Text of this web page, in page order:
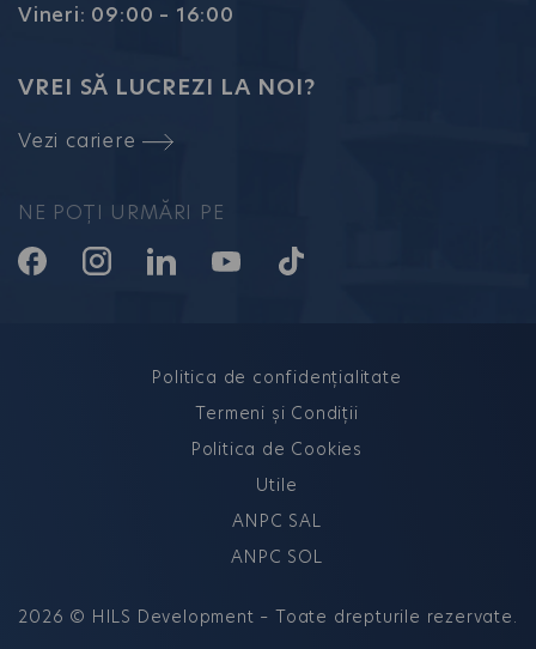
Vineri: 09:00 – 16:00
VREI SĂ LUCREZI LA NOI?
Vezi cariere
NE POȚI URMĂRI PE
2026 © HILS Development – Toate drepturile rezervate.
Politica de confidențialitate
Termeni și Condiții
Politica de Cookies
Utile
ANPC SAL
ANPC SOL